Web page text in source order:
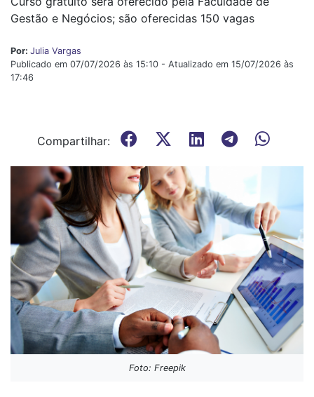
Gestão e Negócios; são oferecidas 150 vagas
Por: Julia Vargas
Publicado em 07/07/2026 às 15:10 - Atualizado em 15/07/2026 às
17:46
Compartilhar:
Foto: Freepik